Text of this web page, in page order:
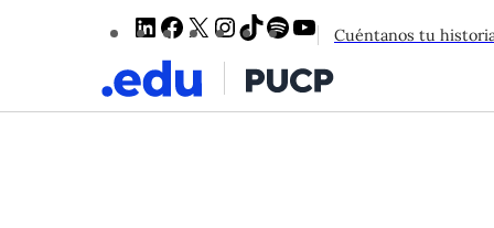
LinkedIn
Facebook
X Instagram
TikTok
Spotify
YouTube
Cuéntanos tu